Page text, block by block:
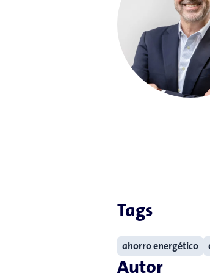
Tags
ahorro energético
Autor